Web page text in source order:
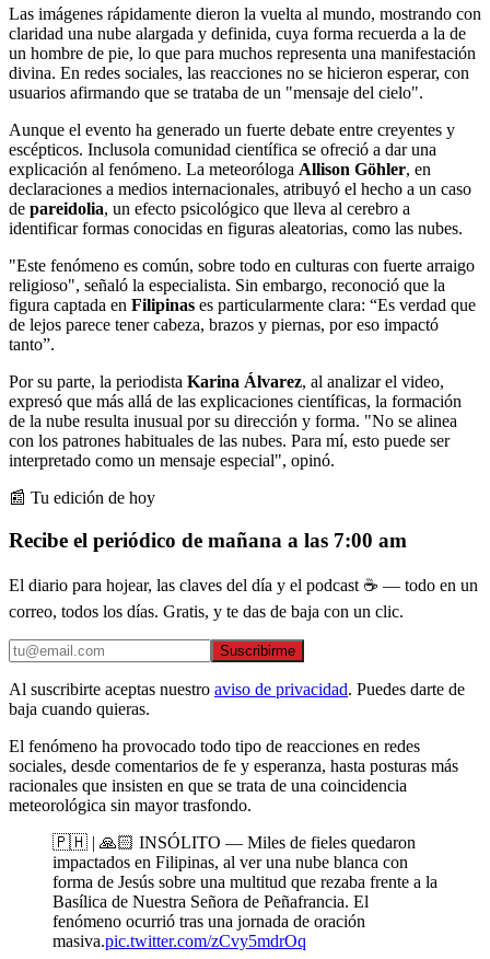
Las imágenes rápidamente dieron la vuelta al mundo, mostrando con
claridad una nube alargada y definida, cuya forma recuerda a la de
un hombre de pie, lo que para muchos representa una manifestación
divina. En redes sociales, las reacciones no se hicieron esperar, con
usuarios afirmando que se trataba de un "mensaje del cielo".
Aunque el evento ha generado un fuerte debate entre creyentes y
escépticos. Inclusola comunidad científica se ofreció a dar una
explicación al fenómeno. La meteoróloga Allison Göhler, en
declaraciones a medios internacionales, atribuyó el hecho a un caso
de pareidolia, un efecto psicológico que lleva al cerebro a
identificar formas conocidas en figuras aleatorias, como las nubes.
"Este fenómeno es común, sobre todo en culturas con fuerte arraigo
religioso", señaló la especialista. Sin embargo, reconoció que la
figura captada en Filipinas es particularmente clara: “Es verdad que
de lejos parece tener cabeza, brazos y piernas, por eso impactó
tanto”.
Por su parte, la periodista Karina Álvarez, al analizar el video,
expresó que más allá de las explicaciones científicas, la formación
de la nube resulta inusual por su dirección y forma. "No se alinea
con los patrones habituales de las nubes. Para mí, esto puede ser
interpretado como un mensaje especial", opinó.
📰 Tu edición de hoy
Recibe el periódico de mañana a las 7:00 am
El diario para hojear, las claves del día y el podcast ☕ — todo en un
correo, todos los días. Gratis, y te das de baja con un clic.
Suscribirme
Al suscribirte aceptas nuestro aviso de privacidad. Puedes darte de
baja cuando quieras.
El fenómeno ha provocado todo tipo de reacciones en redes
sociales, desde comentarios de fe y esperanza, hasta posturas más
racionales que insisten en que se trata de una coincidencia
meteorológica sin mayor trasfondo.
🇵🇭 | 🙏🏻 INSÓLITO — Miles de fieles quedaron
impactados en Filipinas, al ver una nube blanca con
forma de Jesús sobre una multitud que rezaba frente a la
Basílica de Nuestra Señora de Peñafrancia. El
fenómeno ocurrió tras una jornada de oración
masiva.pic.twitter.com/zCvy5mdrOq